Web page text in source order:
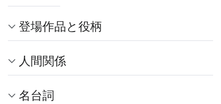
登場作品と役柄
人間関係
名台詞